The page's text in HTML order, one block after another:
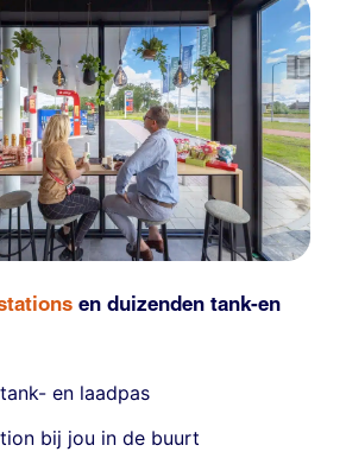
en duizenden tank-en
en laadpas
bij jou in de buurt